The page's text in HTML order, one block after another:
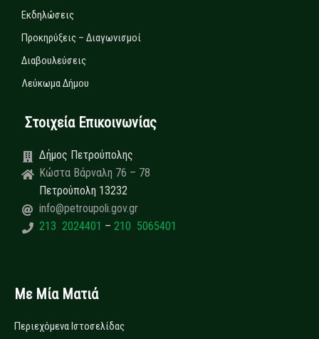
Εκδηλώσεις
Προκηρύξεις – Διαγωνισμοί
Διαβουλεύσεις
Λεύκωμα Δήμου
Στοιχεία Επικοινωνίας
Δήμος Πετρούπολης
Κώστα Βάρναλη 76 – 78
Πετρούπολη 13232
info@petroupoli.gov.gr
213 2024401 – 210 5065401
Με Μία Ματιά
Περιεχόμενα Ιστοσελίδας